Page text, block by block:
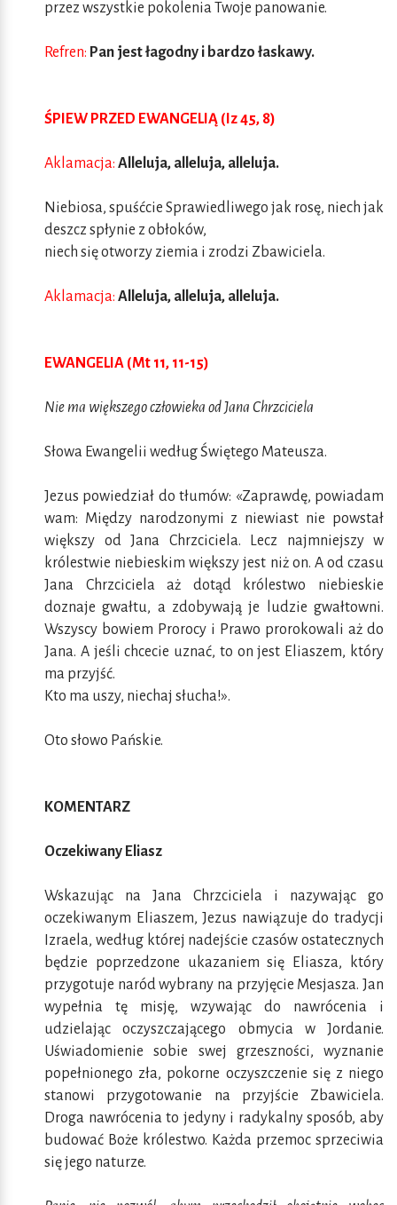
przez wszystkie pokolenia Twoje panowanie.
Refren: Pan jest łagodny i bardzo łaskawy.
ŚPIEW PRZED EWANGELIĄ (Iz 45, 8)
Aklamacja: Alleluja, alleluja, alleluja.
Niebiosa, spuśćcie Sprawiedliwego jak rosę, niech jak
deszcz spłynie z obłoków,
niech się otworzy ziemia i zrodzi Zbawiciela.
Aklamacja: Alleluja, alleluja, alleluja.
EWANGELIA (Mt 11, 11-15)
Nie ma większego człowieka od Jana Chrzciciela
Słowa Ewangelii według Świętego Mateusza.
Jezus powiedział do tłumów: «Zaprawdę, powiadam
wam: Między narodzonymi z niewiast nie powstał
większy od Jana Chrzciciela. Lecz najmniejszy w
królestwie niebieskim większy jest niż on. A od czasu
Jana Chrzciciela aż dotąd królestwo niebieskie
doznaje gwałtu, a zdobywają je ludzie gwałtowni.
Wszyscy bowiem Prorocy i Prawo prorokowali aż do
Jana. A jeśli chcecie uznać, to on jest Eliaszem, który
ma przyjść.
Kto ma uszy, niechaj słucha!».
Oto słowo Pańskie.
KOMENTARZ
Oczekiwany Eliasz
Wskazując na Jana Chrzciciela i nazywając go
oczekiwanym Eliaszem, Jezus nawiązuje do tradycji
Izraela, według której nadejście czasów ostatecznych
będzie poprzedzone ukazaniem się Eliasza, który
przygotuje naród wybrany na przyjęcie Mesjasza. Jan
wypełnia tę misję, wzywając do nawrócenia i
udzielając oczyszczającego obmycia w Jordanie.
Uświadomienie sobie swej grzeszności, wyznanie
popełnionego zła, pokorne oczyszczenie się z niego
stanowi przygotowanie na przyjście Zbawiciela.
Droga nawrócenia to jedyny i radykalny sposób, aby
budować Boże królestwo. Każda przemoc sprzeciwia
się jego naturze.